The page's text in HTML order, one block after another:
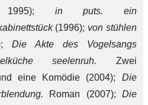
1995); in puts. ein
(1996); von stühlen
Die Akte des Vogelsangs
seelenruh. Zwei
eine Komödie (2004); Die
Roman (2007); Die